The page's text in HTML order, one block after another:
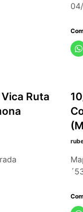
Ruta